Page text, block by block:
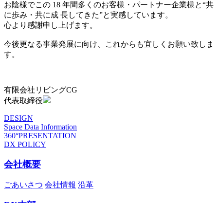
お陰様でこの 18 年間多くのお客様・パートナー企業様と“共
に歩み・共に成 長してきた”と実感しています。
心より感謝申し上げます。
今後更なる事業発展に向け、これからも宜しくお願い致しま
す。
有限会社リビングCG
代表取締役
DESIGN
Space Data Information
360°PRESENTATION
DX POLICY
会社概要
ごあいさつ 会社情報 沿革